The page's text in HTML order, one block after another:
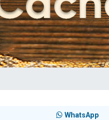
pour étudier en groupe sur Zoom
dans Torah-Box Music
de demander une bénédiction
WhatsApp